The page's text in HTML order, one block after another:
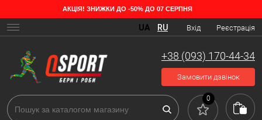
АКЦІЯ! ЗНИЖКИ ДО -50% ДО 07 СЕРПНЯ
Вхід Реєстрація
UA RU
+38 (093) 170-44-34
Замовити дзвінок
0